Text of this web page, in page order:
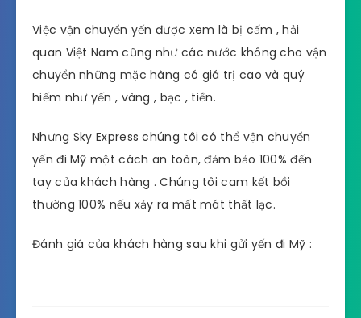
Việc vận chuyển yến được xem là bị cấm , hải
quan Việt Nam cũng như các nước không cho vận
chuyển những mặc hàng có giá trị cao và quý
hiếm như yến , vàng , bạc , tiền.
Nhưng Sky Express chúng tôi có thể vận chuyển
yến đi Mỹ một cách an toàn, đảm bảo 100% đến
tay của khách hàng . Chúng tôi cam kết bồi
thường 100% nếu xảy ra mất mát thất lạc.
Đánh giá của khách hàng sau khi gửi yến đi Mỹ :